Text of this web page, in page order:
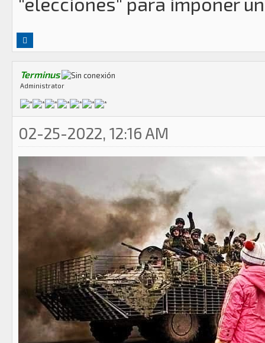
Terminus
Administrator
02-25-2022, 12:16 AM